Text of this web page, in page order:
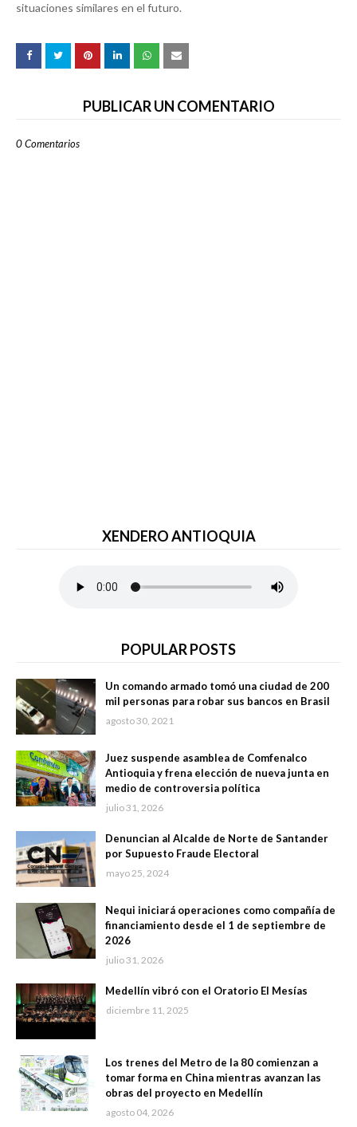
situaciones similares en el futuro.
PUBLICAR UN COMENTARIO
0 Comentarios
XENDERO ANTIOQUIA
POPULAR POSTS
Un comando armado tomó una ciudad de 200
mil personas para robar sus bancos en Brasil
agosto 30, 2021
Juez suspende asamblea de Comfenalco
Antioquia y frena elección de nueva junta en
medio de controversia política
julio 31, 2026
Denuncian al Alcalde de Norte de Santander
por Supuesto Fraude Electoral
mayo 25, 2024
Nequi iniciará operaciones como compañía de
financiamiento desde el 1 de septiembre de
2026
julio 31, 2026
Medellín vibró con el Oratorio El Mesías
diciembre 11, 2025
Los trenes del Metro de la 80 comienzan a
tomar forma en China mientras avanzan las
obras del proyecto en Medellín
agosto 04, 2026